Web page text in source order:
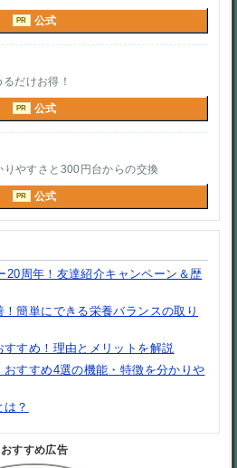
PR 公式
だけお得！
PR 公式
りやすさと300円台からの交換
PR 公式
20周年！友達紹介キャンペーン＆歴
簡単にできる栄養バランスの取り
すすめ！理由とメリットを解説
すすめ4選の機能・特徴を分かりや
？
おすすめ広告